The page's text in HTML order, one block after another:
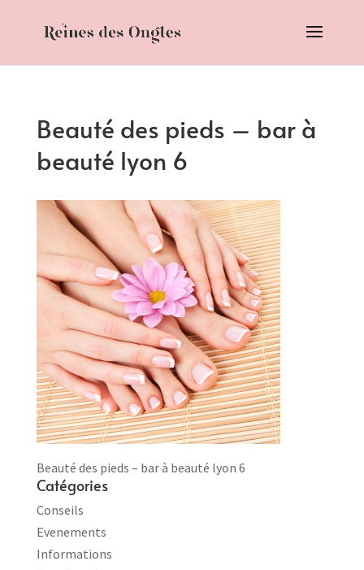
Beauté des pieds – bar à
beauté lyon 6
Beauté des pieds – bar à beauté lyon 6
Catégories
Conseils
Evenements
Informations